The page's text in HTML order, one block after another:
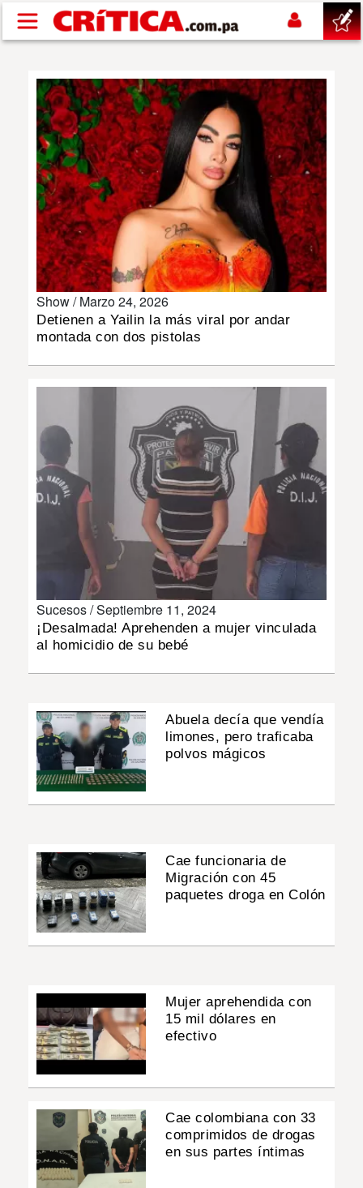
Pasar al contenido principal
SUCESOS
NACIONAL
POLÍTICA
SHOW
DEPORTES
MULTIMEDIA
IMPRESO
Show /Marzo 24, 2026
Detienen a Yailin la más viral por andar
montada con dos pistolas
Sucesos /Septiembre 11, 2024
¡Desalmada! Aprehenden a mujer vinculada
al homicidio de su bebé
Abuela decía que vendía
limones, pero traficaba
polvos mágicos
Cae funcionaria de
Migración con 45
paquetes droga en Colón
Mujer aprehendida con
15 mil dólares en
efectivo
Cae colombiana con 33
comprimidos de drogas
en sus partes íntimas